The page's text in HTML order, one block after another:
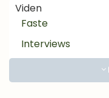
Viden
Faste
Interviews
Lægens hjørne